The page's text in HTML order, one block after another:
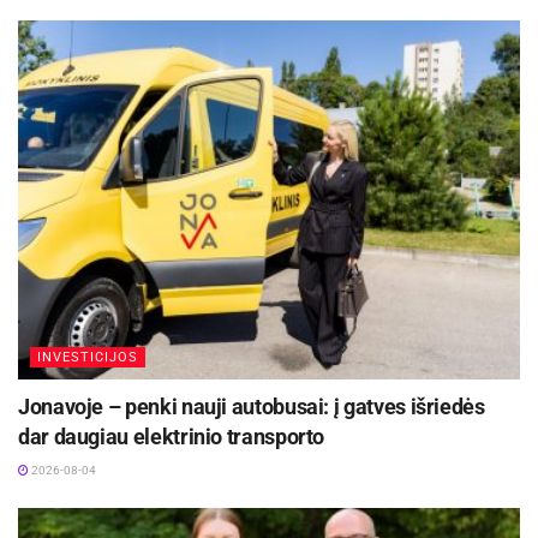
šiandien yra pripažinta tarptautiniu mastu kaip
stilingų ir saugių motociklininkų drabužių
gamintoja, vertinama už kokybę bei inovacijas.
INVESTICIJOS
Jonavoje – penki nauji autobusai: į gatves išriedės
dar daugiau elektrinio transporto
2026-08-04